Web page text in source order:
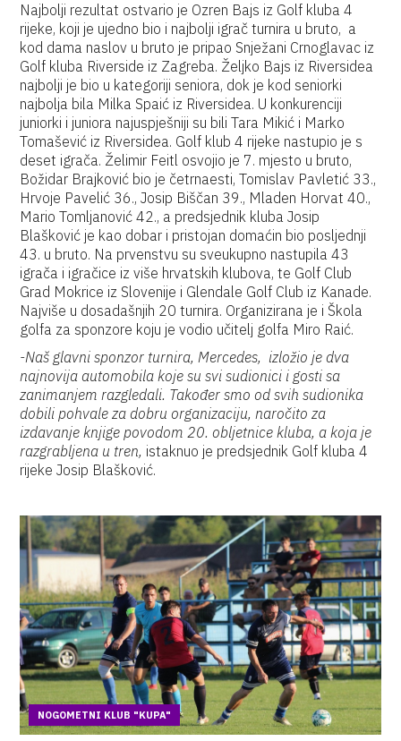
Najbolji rezultat ostvario je Ozren Bajs iz Golf kluba 4
rijeke, koji je ujedno bio i najbolji igrač turnira u bruto, a
kod dama naslov u bruto je pripao Snježani Crnoglavac iz
Golf kluba Riverside iz Zagreba. Željko Bajs iz Riversidea
najbolji je bio u kategoriji seniora, dok je kod seniorki
najbolja bila Milka Spaić iz Riversidea. U konkurenciji
juniorki i juniora najuspješniji su bili Tara Mikić i Marko
Tomašević iz Riversidea. Golf klub 4 rijeke nastupio je s
deset igrača. Želimir Feitl osvojio je 7. mjesto u bruto,
Božidar Brajković bio je četrnaesti, Tomislav Pavletić 33.,
Hrvoje Pavelić 36., Josip Biščan 39., Mladen Horvat 40.,
Mario Tomljanović 42., a predsjednik kluba Josip
Blašković je kao dobar i pristojan domaćin bio posljednji
43. u bruto. Na prvenstvu su sveukupno nastupila 43
igrača i igračice iz više hrvatskih klubova, te Golf Club
Grad Mokrice iz Slovenije i Glendale Golf Club iz Kanade.
Najviše u dosadašnjih 20 turnira. Organizirana je i Škola
golfa za sponzore koju je vodio učitelj golfa Miro Raić.
-Naš glavni sponzor turnira, Mercedes, izložio je dva
najnovija automobila koje su svi sudionici i gosti sa
zanimanjem razgledali. Također smo od svih sudionika
dobili pohvale za dobru organizaciju, naročito za
izdavanje knjige povodom 20. obljetnice kluba, a koja je
razgrabljena u tren, istaknuo je predsjednik Golf kluba 4
rijeke Josip Blašković.
NOGOMETNI KLUB "KUPA"